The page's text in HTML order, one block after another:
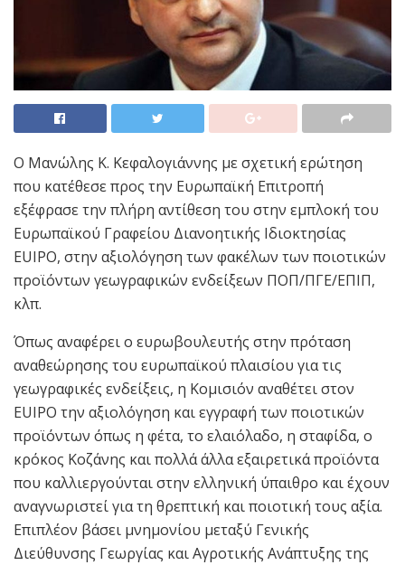
Ο Μανώλης Κ. Κεφαλογιάννης με σχετική ερώτηση
που κατέθεσε προς την Ευρωπαϊκή Επιτροπή
εξέφρασε την πλήρη αντίθεση του στην εμπλοκή του
Ευρωπαϊκού Γραφείου Διανοητικής Ιδιοκτησίας
EUIPO, στην αξιολόγηση των φακέλων των ποιοτικών
προϊόντων γεωγραφικών ενδείξεων ΠΟΠ/ΠΓΕ/ΕΠΙΠ,
κλπ.
Όπως αναφέρει ο ευρωβουλευτής στην πρόταση
αναθεώρησης του ευρωπαϊκού πλαισίου για τις
γεωγραφικές ενδείξεις, η Κομισιόν αναθέτει στον
EUIPO την αξιολόγηση και εγγραφή των ποιοτικών
προϊόντων όπως η φέτα, το ελαιόλαδο, η σταφίδα, ο
κρόκος Κοζάνης και πολλά άλλα εξαιρετικά προϊόντα
που καλλιεργούνται στην ελληνική ύπαιθρο και έχουν
αναγνωριστεί για τη θρεπτική και ποιοτική τους αξία.
Επιπλέον βάσει μνημονίου μεταξύ Γενικής
Διεύθυνσης Γεωργίας και Αγροτικής Ανάπτυξης της